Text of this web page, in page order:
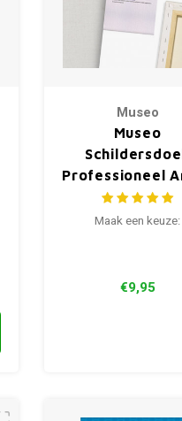
Museo
Museo
Professioneel
335 gram 21
Maak een keuze:
€9,95